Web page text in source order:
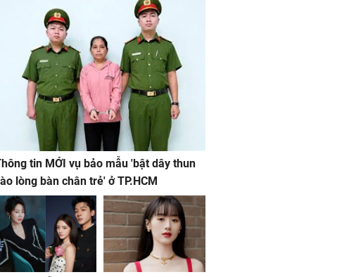
tin MỚI vụ bảo mẫu 'bật dây thun
lòng bàn chân trẻ' ở TP.HCM